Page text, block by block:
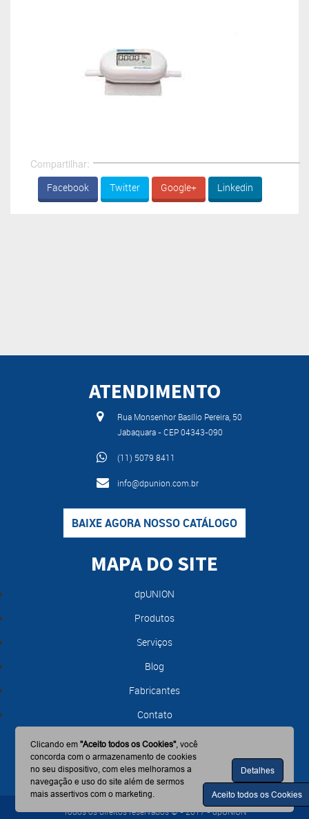
Compartilhar:
Facebook Twitter Google+ Linkedin
ATENDIMENTO
Rua Monsenhor Basílio Pereira, 50
Jabaquara - CEP 04343-090
(11) 5079 8411
info@dpunion.com.br
BAIXE AGORA NOSSO CATÁLOGO
MAPA DO SITE
dpUNION
Produtos
Serviços
Blog
Fabricantes
Contato
Todos os direitos reservados © - 2017 - dpUNION
Clicando em"Aceito todos os Cookies", você
concorda com o armazenamento de cookies
no seu dispositivo, com eles melhoramos a
navegação e uso do site além de sermos
mais assertivos com o marketing.
Detalhes
Aceito todos os Cookies